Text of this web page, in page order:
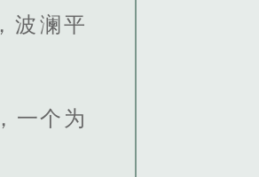
波澜平
一个为